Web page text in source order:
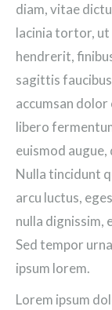
diam, vitae
lacinia tortor, ut
hendrerit,
sagittis
accumsan
libero
euismod
Nulla tincidunt
arcu luctus,
nulla dignissim,
Sed tempor
ipsum lorem.
Lorem ipsum